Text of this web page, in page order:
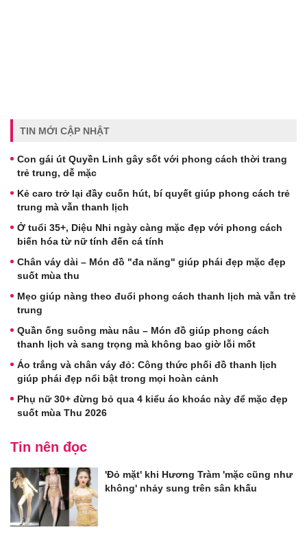
TIN MỚI CẬP NHẬT
Con gái út Quyền Linh gây sốt với phong cách thời trang
trẻ trung, dễ mặc
Kẻ caro trở lại đầy cuốn hút, bí quyết giúp phong cách trẻ
trung mà vẫn thanh lịch
Ở tuổi 35+, Diệu Nhi ngày càng mặc đẹp với phong cách
biến hóa từ nữ tính đến cá tính
Chân váy dài – Món đồ "đa năng" giúp phái đẹp mặc đẹp
suốt mùa thu
Mẹo giúp nàng theo đuổi phong cách thanh lịch mà vẫn trẻ
trung
Quần ống suông màu nâu – Món đồ giúp phong cách
thanh lịch và sang trọng mà không bao giờ lỗi mốt
Áo trắng và chân váy đỏ: Công thức phối đồ thanh lịch
giúp phái đẹp nổi bật trong mọi hoàn cảnh
Phụ nữ 30+ đừng bỏ qua 4 kiểu áo khoác này để mặc đẹp
suốt mùa Thu 2026
Tin nên đọc
'Đỏ mặt' khi Hương Tràm 'mặc cũng như
không' nhảy sung trên sân khấu